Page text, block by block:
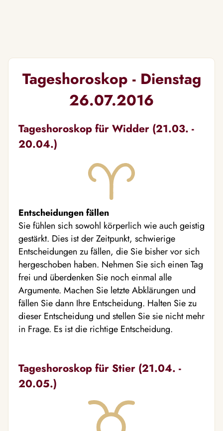
Tageshoroskop - Dienstag
26.07.2016
Tageshoroskop für Widder (21.03. -
20.04.)
Entscheidungen fällen
Sie fühlen sich sowohl körperlich wie auch geistig
gestärkt. Dies ist der Zeitpunkt, schwierige
Entscheidungen zu fällen, die Sie bisher vor sich
hergeschoben haben. Nehmen Sie sich einen Tag
frei und überdenken Sie noch einmal alle
Argumente. Machen Sie letzte Abklärungen und
fällen Sie dann Ihre Entscheidung. Halten Sie zu
dieser Entscheidung und stellen Sie sie nicht mehr
in Frage. Es ist die richtige Entscheidung.
Tageshoroskop für Stier (21.04. -
20.05.)